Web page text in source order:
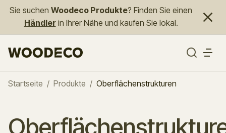
Sie suchen Woodeco Produkte? Finden Sie einen
Händlerin Ihrer Nähe und kaufen Sie lokal.
Startseite / Produkte / Oberflächenstrukturen